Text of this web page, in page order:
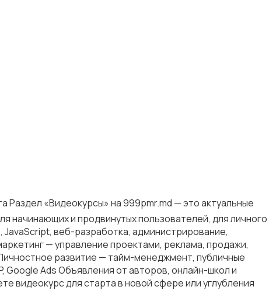
«Видеокурсы» на 999pmr.md — это актуальные
начинающих и продвинутых пользователей, для личного
веб-разработка, администрирование,
— управление проектами, реклама, продажи,
развитие — тайм-менеджмент, публичные
Google Ads Объявления от авторов, онлайн-школ и
видеокурс для старта в новой сфере или углубления